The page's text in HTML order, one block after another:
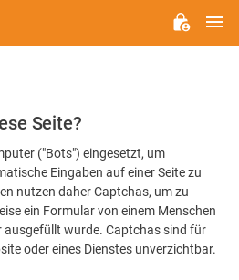
Seite?
("Bots") eingesetzt, um
Eingaben auf einer Seite zu
nutzen daher Captchas, um zu
ein Formular von einem Menschen
ausgefüllt wurde. Captchas sind für
oder eines Dienstes unverzichtbar.